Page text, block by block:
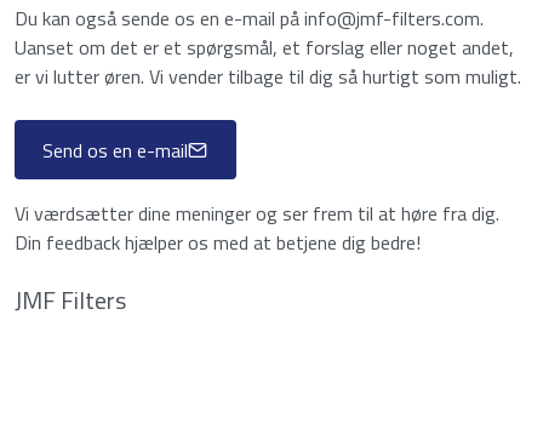
Du kan også sende os en e-mail på info@jmf-filters.com.
Uanset om det er et spørgsmål, et forslag eller noget andet,
er vi lutter øren. Vi vender tilbage til dig så hurtigt som muligt.
Send os en e-mail
Vi værdsætter dine meninger og ser frem til at høre fra dig.
Din feedback hjælper os med at betjene dig bedre!
JMF Filters